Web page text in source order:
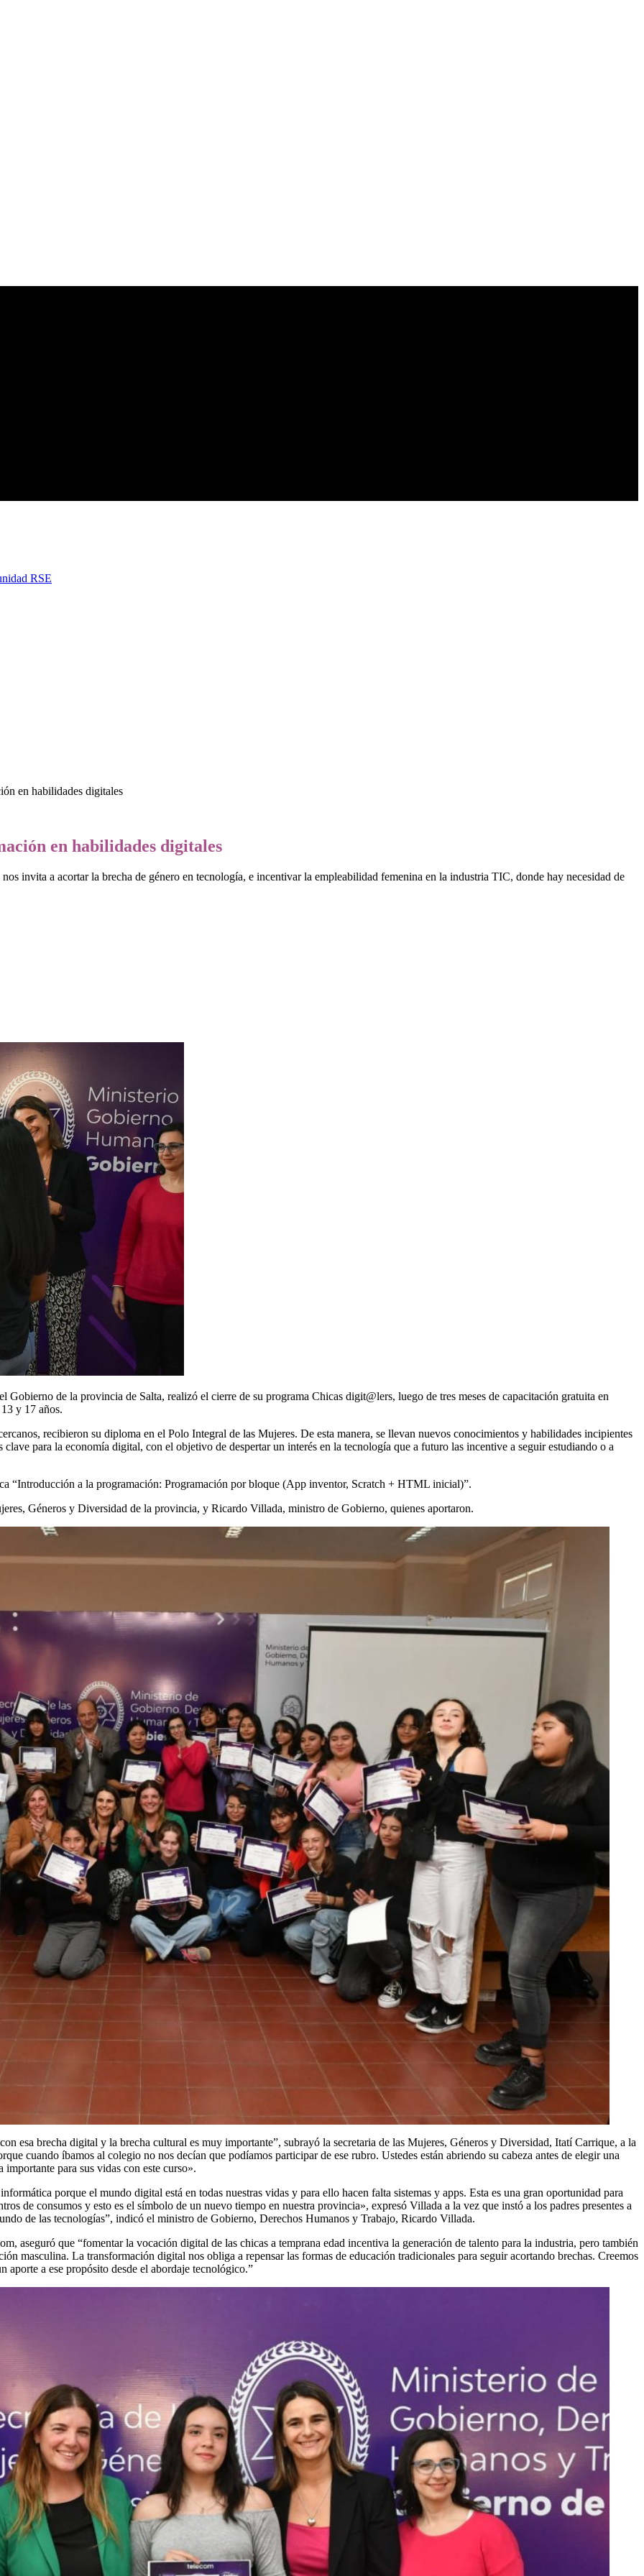
RSE
en habilidades digitales
en habilidades digitales
invita a acortar la brecha de género en tecnología, e incentivar la empleabilidad femenina en la industria TIC, donde hay necesidad de
de la provincia de Salta, realizó el cierre de su programa Chicas digit@lers, luego de tres meses de capacitación gratuita en
y 17 años.
recibieron su diploma en el Polo Integral de las Mujeres. De esta manera, se llevan nuevos conocimientos y habilidades incipientes
para la economía digital, con el objetivo de despertar un interés en la tecnología que a futuro las incentive a seguir estudiando o a
“Introducción a la programación: Programación por bloque (App inventor, Scratch + HTML inicial)”.
Géneros y Diversidad de la provincia, y Ricardo Villada, ministro de Gobierno, quienes aportaron.
esa brecha digital y la brecha cultural es muy importante”, subrayó la secretaria de las Mujeres, Géneros y Diversidad, Itatí Carrique, a la
cuando íbamos al colegio no nos decían que podíamos participar de ese rubro. Ustedes están abriendo su cabeza antes de elegir una
para sus vidas con este curso».
porque el mundo digital está en todas nuestras vidas y para ello hacen falta sistemas y apps. Esta es una gran oportunidad para
de consumos y esto es el símbolo de un nuevo tiempo en nuestra provincia», expresó Villada a la vez que instó a los padres presentes a
de las tecnologías”, indicó el ministro de Gobierno, Derechos Humanos y Trabajo, Ricardo Villada.
aseguró que “fomentar la vocación digital de las chicas a temprana edad incentiva la generación de talento para la industria, pero también
masculina. La transformación digital nos obliga a repensar las formas de educación tradicionales para seguir acortando brechas. Creemos
aporte a ese propósito desde el abordaje tecnológico.”